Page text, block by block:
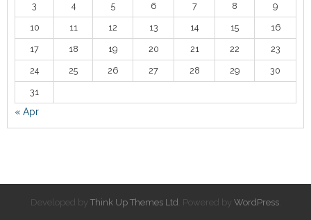
3 4 5 6 7 8 9
10 11 12 13 14 15 16
17 18 19 20 21 22 23
24 25 26 27 28 29 30
31
« Apr
Developed by Think Up Themes Ltd . Powered by WordPress.